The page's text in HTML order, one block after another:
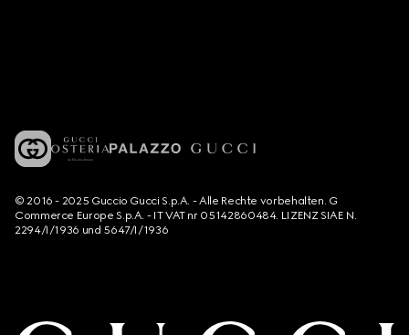
© 2016 - 2025 Guccio Gucci S.p.A. - Alle Rechte vorbehalten. G
Commerce Europe S.p.A. - IT VAT nr 05142860484. LIZENZ SIAE N.
2294/I/1936 und 5647/I/1936